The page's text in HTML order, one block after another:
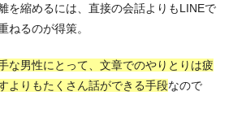
を縮めるには、直接の会話よりもLINEで
ねるのが得策。
な男性にとって、文章でのやりとりは疲
よりもたくさん話ができる手段なので